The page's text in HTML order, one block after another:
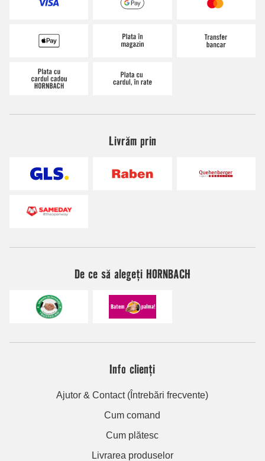
Livrăm prin
De ce să alegeți HORNBACH
Info clienți
Ajutor & Contact (Întrebări frecvente)
Cum comand
Cum plătesc
Livrarea produselor